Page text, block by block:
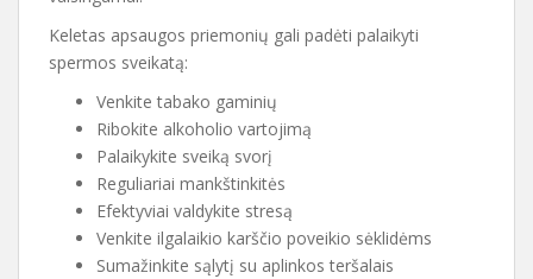
Keletas apsaugos priemonių gali padėti palaikyti
spermos sveikatą:
Venkite tabako gaminių
Ribokite alkoholio vartojimą
Palaikykite sveiką svorį
Reguliariai mankštinkitės
Efektyviai valdykite stresą
Venkite ilgalaikio karščio poveikio sėklidėms
Sumažinkite sąlytį su aplinkos teršalais